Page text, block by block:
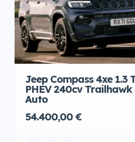
Jeep Compass 4xe 1.3
PHEV 240cv Trailhawk
Auto
54.400,00 €